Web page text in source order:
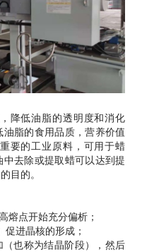
降低油脂的透明度和消化
脂的食用品质，营养价值
要的工业原料，可用于蜡
去除或提取蜡可以达到提
目的。
熔点开始充分偏析；
进晶核的形成；
也称为结晶阶段），然后